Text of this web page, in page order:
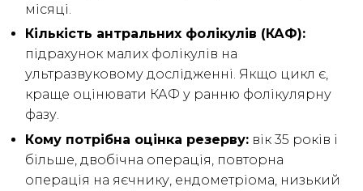
місяці.
Кількість антральних фолікулів (КАФ):
підрахунок малих фолікулів на
ультразвуковому дослідженні. Якщо цикл є,
краще оцінювати КАФ у ранню фолікулярну
фазу.
Кому потрібна оцінка резерву: вік 35 років і
більше, двобічна операція, повторна
операція на яєчнику, ендометріома, низький